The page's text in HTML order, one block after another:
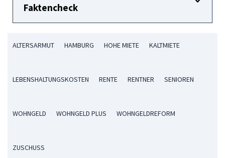
Faktencheck
ALTERSARMUT HAMBURG HOHE MIETE KALTMIETE
LEBENSHALTUNGSKOSTEN RENTE RENTNER SENIOREN
WOHNGELD WOHNGELD PLUS WOHNGELDREFORM
ZUSCHUSS